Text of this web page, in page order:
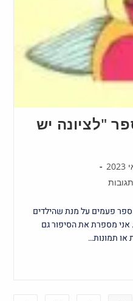
"לציונה יש
פעמים על מנת שהילדים
אני מספרת את הסיפור גם
או תמונות…